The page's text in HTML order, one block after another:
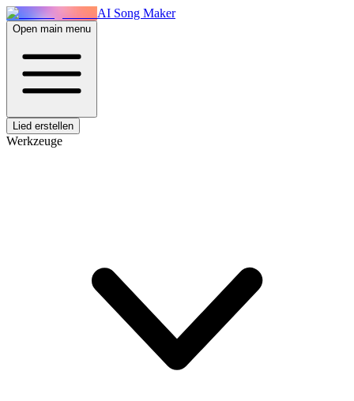
AI Song Maker
Open main menu
Lied erstellen
Werkzeuge